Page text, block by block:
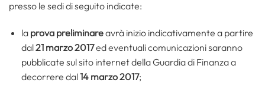
presso le sedi di seguito indicate:
la prova preliminareavrà inizio indicativamente a partire
dal21 marzo 2017ed eventuali comunicazioni saranno
pubblicate sul sito internet della Guardia di Finanza a
decorrere dal14 marzo 2017;